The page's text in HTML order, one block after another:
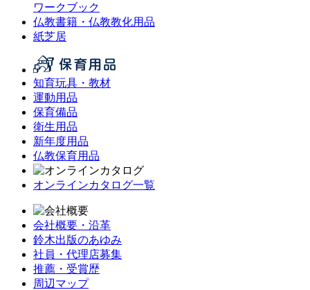
ワークブック
仏教書籍・仏教教化用品
紙芝居
知育玩具・教材
運動用品
保育備品
衛生用品
新年度用品
仏教保育用品
オンラインカタログ一覧
会社概要・沿革
鈴木出版のあゆみ
社員・代理店募集
推薦・受賞歴
周辺マップ